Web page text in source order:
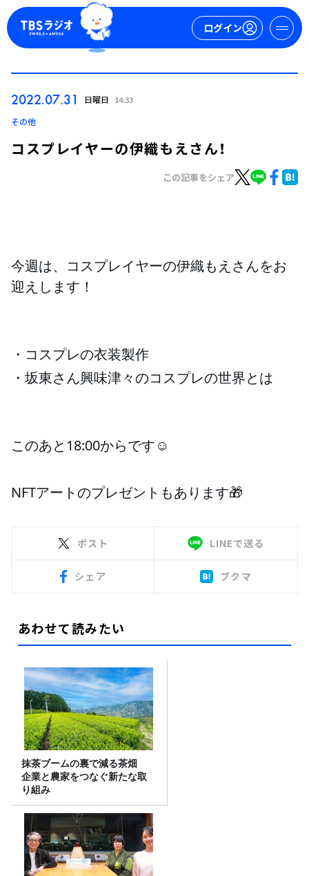
ログイン
週間番組表
トピックス
TBS Podcast
YouTube
会社情報
2022.07.31 日曜日 14:33
その他
コスプレイヤーの伊織もえさん！
この記事をシェア
今週は、コスプレイヤーの伊織もえ さんをお
迎えします！
・コスプレの衣装製作
・坂東さん興味津々のコスプレの世界とは
このあと18:00からです☺️
NFTアートのプレゼントもあります🎁
ポスト LINEで送る
シェア ブクマ
あわせて読みたい
抹茶ブームの裏で減る茶畑
企業と農家をつなぐ新たな取
り組み